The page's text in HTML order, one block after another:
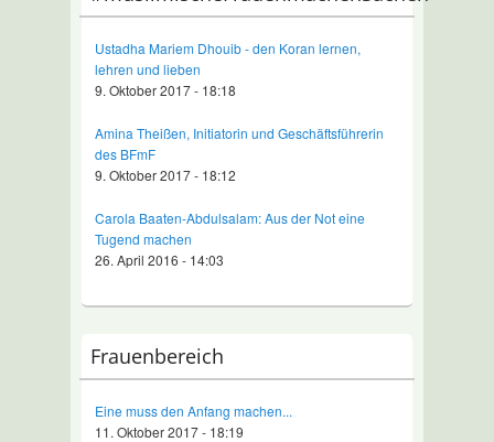
Ustadha Mariem Dhouib - den Koran lernen,
lehren und lieben
9. Oktober 2017 - 18:18
Amina Theißen, Initiatorin und Geschäftsführerin
des BFmF
9. Oktober 2017 - 18:12
Carola Baaten-Abdulsalam: Aus der Not eine
Tugend machen
26. April 2016 - 14:03
Frauenbereich
Eine muss den Anfang machen...
11. Oktober 2017 - 18:19